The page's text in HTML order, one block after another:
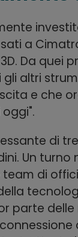
a
Da quei
altri
e che
di
Un turno
di
parte